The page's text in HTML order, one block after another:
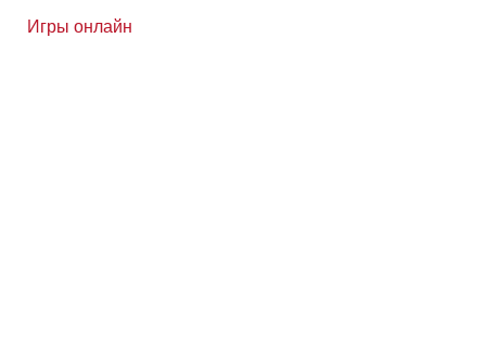
Игры онлайн